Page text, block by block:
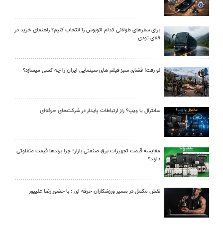
برای سفرهای طولانی کدام اتوبوس را انتخاب کنیم؟ راهنمای خرید در
فلای تودی
لو رفت! فضای سبز فیلم های سینمایی ایران را چه کسی میسازد؟
سانترال یا ویپ؟ راز ارتباطات پایدار در شرکت‌های حرفه‌ای
مقایسه قیمت تجهیزات برق صنعتی بازار؛ چرا برندها قیمت متفاوتی
دارند؟
نقش مکمل در مسیر ورزشکاران حرفه ای ؛ با حضور رضا علیپور